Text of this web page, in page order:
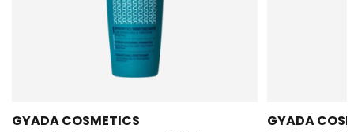
GYADA COSMETICS GYADA